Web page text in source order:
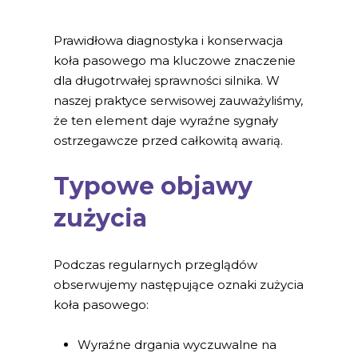
Prawidłowa diagnostyka i konserwacja
koła pasowego ma kluczowe znaczenie
dla długotrwałej sprawności silnika. W
naszej praktyce serwisowej zauważyliśmy,
że ten element daje wyraźne sygnały
ostrzegawcze przed całkowitą awarią.
Typowe objawy
zużycia
Podczas regularnych przeglądów
obserwujemy następujące oznaki zużycia
koła pasowego:
Wyraźne drgania wyczuwalne na